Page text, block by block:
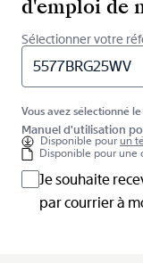
d'emploi de
Sélectionner votre
5577BRG25WV
Vous avez sélectionné
Manuel d'utilisation
Disponible pourun
Disponible pour une
Je souhaite
par courrier à